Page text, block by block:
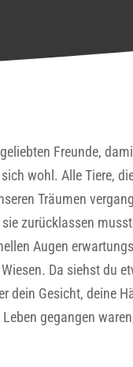
Freunde,
wohl. Alle Tiere,
Träumen
zurücklassen
Augen
Da siehst du
Gesicht, deine
gegangen